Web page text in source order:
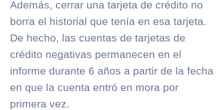
Además, cerrar una tarjeta de crédito no
borra el historial que tenía en esa tarjeta.
De hecho, las cuentas de tarjetas de
crédito negativas permanecen en el
informe durante 6 años a partir de la fecha
en que la cuenta entró en mora por
primera vez.